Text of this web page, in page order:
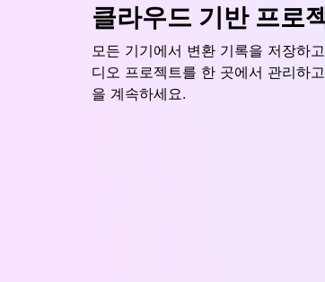
클라우드 기반 프로
모든 기기에서 변환 기록을 저장하
디오 프로젝트를 한 곳에서 관리하
을 계속하세요.